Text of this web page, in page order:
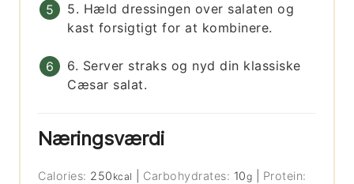
5. Hæld dressingen over salaten og
kast forsigtigt for at kombinere.
6. Server straks og nyd din klassiske
Cæsar salat.
Næringsværdi
Calories: 250 kcal Carbohydrates: 10g
Protein: